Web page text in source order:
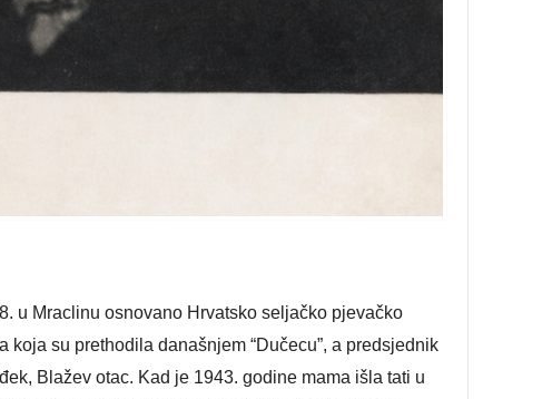
u Mraclinu osnovano Hrvatsko seljačko pjevačko
koja su prethodila današnjem “Dučecu”, a predsjednik
Blažev otac. Kad je 1943. godine mama išla tati u